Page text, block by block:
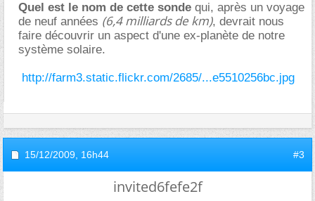
Quel est le nom de cette sonde qui, après un voyage
de neuf années (6,4 milliards de km), devrait nous
faire découvrir un aspect d'une ex-planète de notre
système solaire.
http://farm3.static.flickr.com/2685/...e5510256bc.jpg
15/12/2009, 16h44 #3
invited6fefe2f